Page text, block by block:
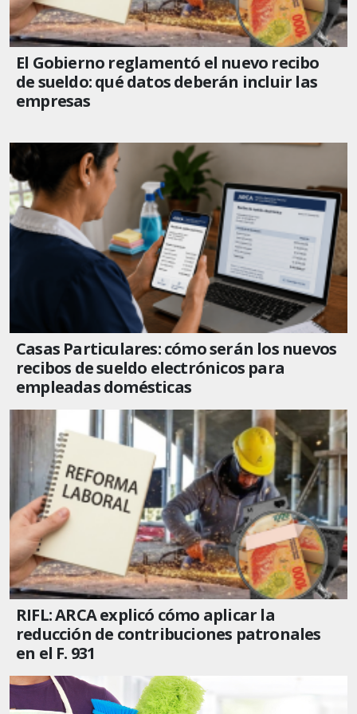
El Gobierno reglamentó el nuevo recibo
de sueldo: qué datos deberán incluir las
empresas
Casas Particulares: cómo serán los nuevos
recibos de sueldo electrónicos para
empleadas domésticas
RIFL: ARCA explicó cómo aplicar la
reducción de contribuciones patronales
en el F. 931